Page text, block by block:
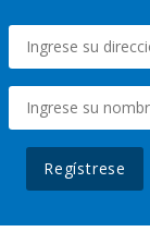
Regístrese